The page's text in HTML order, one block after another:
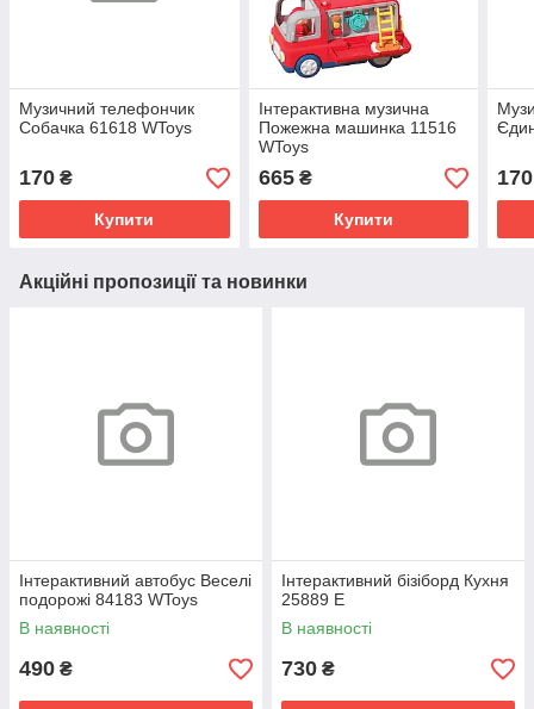
Музичний телефончик
Собачка 61618 WToys
170 ₴
Купити
Інтерактивна музична
Пожежна машинка 11516
WToys
665₴
Купити
170
Акційні пропозиції та новинки
Інтерактивний автобус Веселі
подорожі 84183 WToys
В наявності
490 ₴
Інтерактивний бізіборд Кухня
25889 E
В наявності
730 ₴